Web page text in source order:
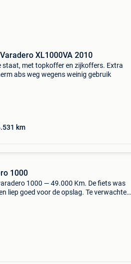
XL1000VA 2010
staat, met topkoffer en zijkoffers. Extra
abs weg wegens weinig gebruik
km
1000
1000 — 49.000 Km. De fiets was
liep goed voor de opslag. Te verwachten: